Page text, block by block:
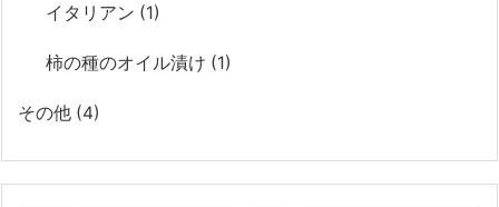
イタリアン (1)
柿の種のオイル漬け (1)
その他 (4)